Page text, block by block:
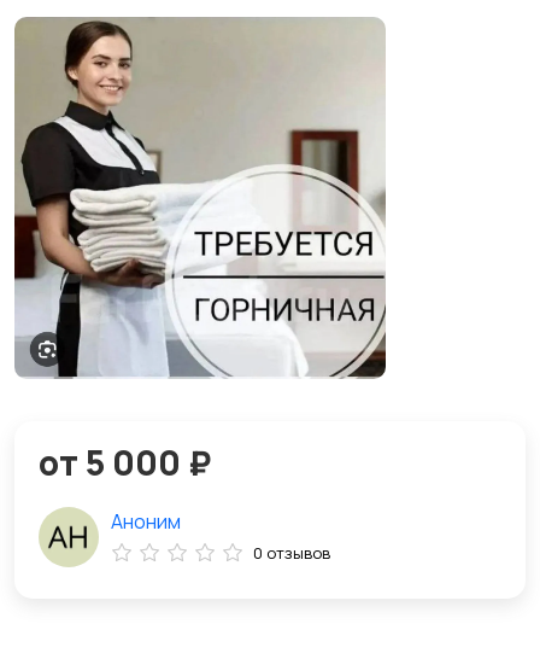
от 5 000 ₽
Аноним
0 отзывов